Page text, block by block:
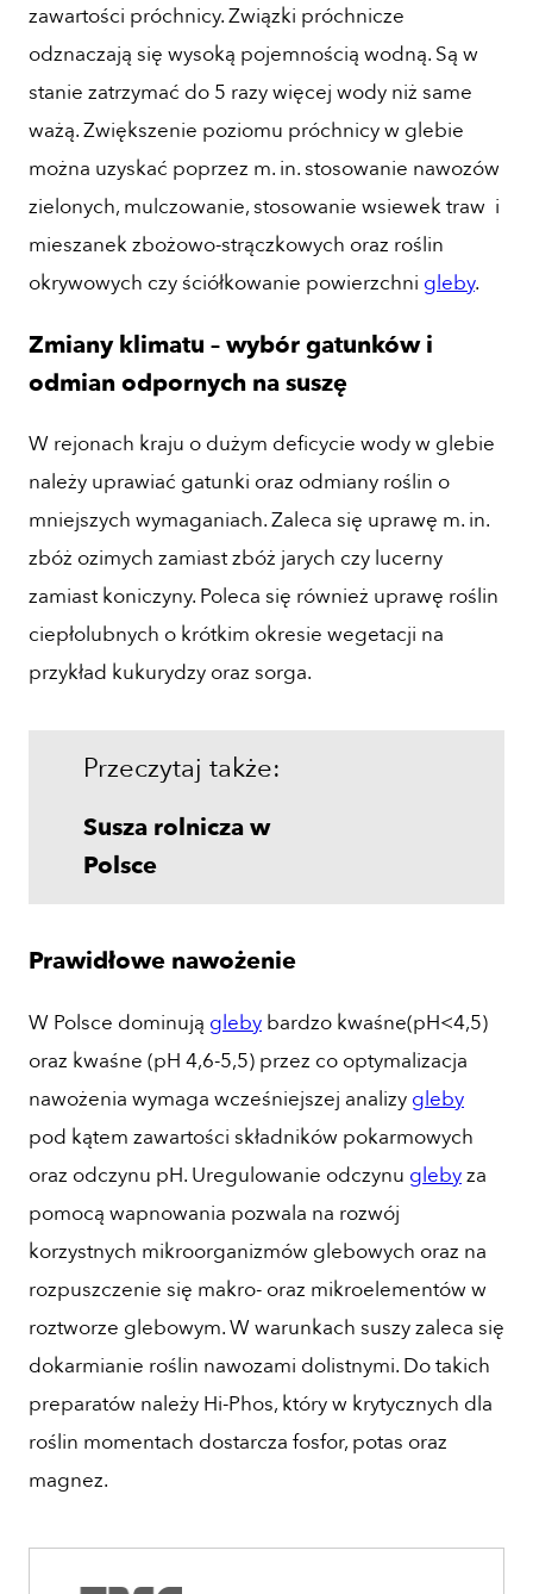
zawartości próchnicy. Związki próchnicze
odznaczają się wysoką pojemnością wodną. Są w
stanie zatrzymać do 5 razy więcej wody niż same
ważą. Zwiększenie poziomu próchnicy w glebie
można uzyskać poprzez m. in. stosowanie nawozów
zielonych, mulczowanie, stosowanie wsiewek traw i
mieszanek zbożowo-strączkowych oraz roślin
okrywowych czy ściółkowanie powierzchni gleby.
Zmiany klimatu – wybór gatunków i
odmian odpornych na suszę
W rejonach kraju o dużym deficycie wody w glebie
należy uprawiać gatunki oraz odmiany roślin o
mniejszych wymaganiach. Zaleca się uprawę m. in.
zbóż ozimych zamiast zbóż jarych czy lucerny
zamiast koniczyny. Poleca się również uprawę roślin
ciepłolubnych o krótkim okresie wegetacji na
przykład kukurydzy oraz sorga.
Przeczytaj także:
Susza rolnicza w
Polsce
Prawidłowe nawożenie
W Polsce dominują gleby bardzo kwaśne(pH<4,5)
oraz kwaśne (pH 4,6-5,5) przez co optymalizacja
nawożenia wymaga wcześniejszej analizy gleby
pod kątem zawartości składników pokarmowych
oraz odczynu pH. Uregulowanie odczynu glebyza
pomocą wapnowania pozwala na rozwój
korzystnych mikroorganizmów glebowych oraz na
rozpuszczenie się makro- oraz mikroelementów w
roztworze glebowym. W warunkach suszy zaleca się
dokarmianie roślin nawozami dolistnymi. Do takich
preparatów należy Hi-Phos, który w krytycznych dla
roślin momentach dostarcza fosfor, potas oraz
magnez.